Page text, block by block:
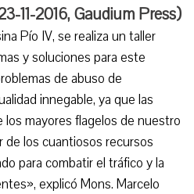
11-2016, Gaudium Press)
Pío IV, se realiza un taller
y soluciones para este
de abuso de
innegable, ya que las
mayores flagelos de nuestro
de los cuantiosos recursos
para combatir el tráfico y la
explicó Mons. Marcelo